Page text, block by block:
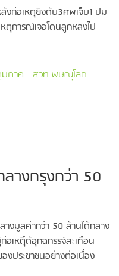
ก่อเหตุยิงดับ3ศพเจ็บ1 ปม
การณ์เจอโดนลูกหลงไป
ภาค
สวท.พิษณุโลก
างกรุงกว่า 50
งมูลค่ากว่า 50 ล้านได้กลาง
อเหตุึดัอุกฉกรรจ์สะเทือน
ประชาชนอย่างต่อเนื่อง